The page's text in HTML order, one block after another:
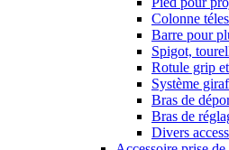
Colonne
Barre pour
Spigot,
Rotule grip
Système
Bras de
Bras de
Divers